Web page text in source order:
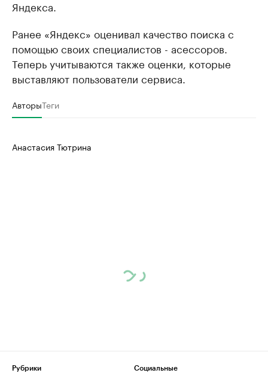
Яндекса.
Ранее «Яндекс» оценивал качество поиска с
помощью своих специалистов - асессоров.
Теперь учитываются также оценки, которые
выставляют пользователи сервиса.
АвторыТеги
Анастасия Тютрина
Рубрики
Социальные